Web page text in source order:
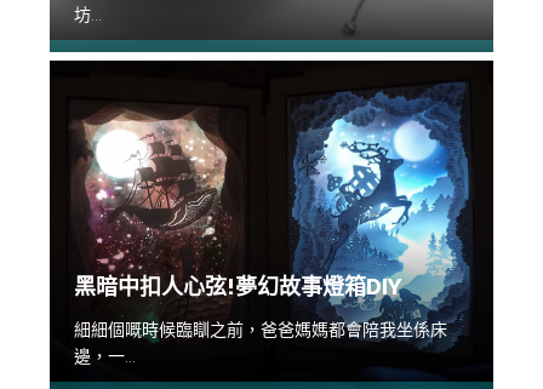
坊...
黑暗中扣人心弦!夢幻故事燈箱DIY
細細個嘅時候臨瞓之前，爸爸媽媽都會陪我坐係床
邊，一...